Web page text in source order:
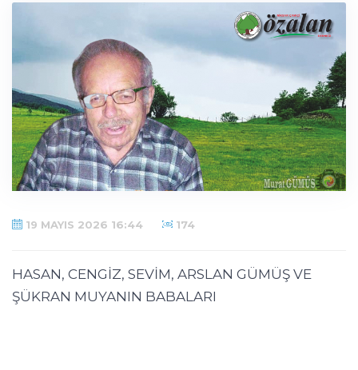
19 MAYIS 2026 16:44 174
HASAN, CENGİZ, SEVİM, ARSLAN GÜMÜŞ VE
ŞÜKRAN MUYANIN BABALARI